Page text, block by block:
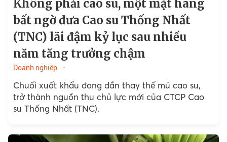
Không phải cao su, một mặt hàng
bất ngờ đưa Cao su Thống Nhất
(TNC) lãi đậm kỷ lục sau nhiều
năm tăng trưởng chậm
Doanh nghiệp
Chuối xuất khẩu đang dần thay thế mủ cao su,
trở thành nguồn thu chủ lực mới của CTCP Cao
su Thống Nhất (TNC).